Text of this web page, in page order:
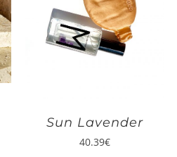
Sun Lavender
40.39€